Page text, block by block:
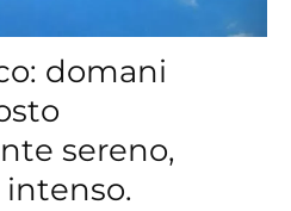
domani
sereno,